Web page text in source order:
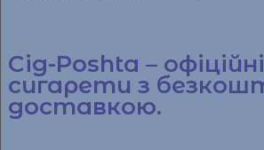
Cig-Poshta – офіційні
сигарети з
доставкою.